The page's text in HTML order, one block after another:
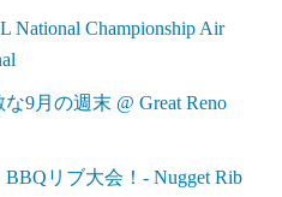
Championship Air
9月の週末 @ Great Reno
リブ大会！- Nugget Rib